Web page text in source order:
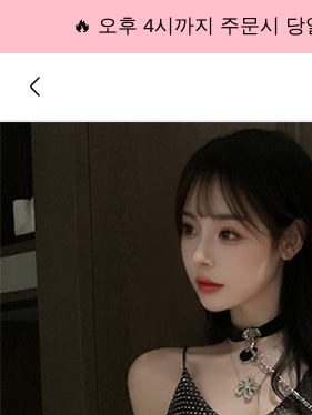
🔥 오후 4시까지 주문시 당